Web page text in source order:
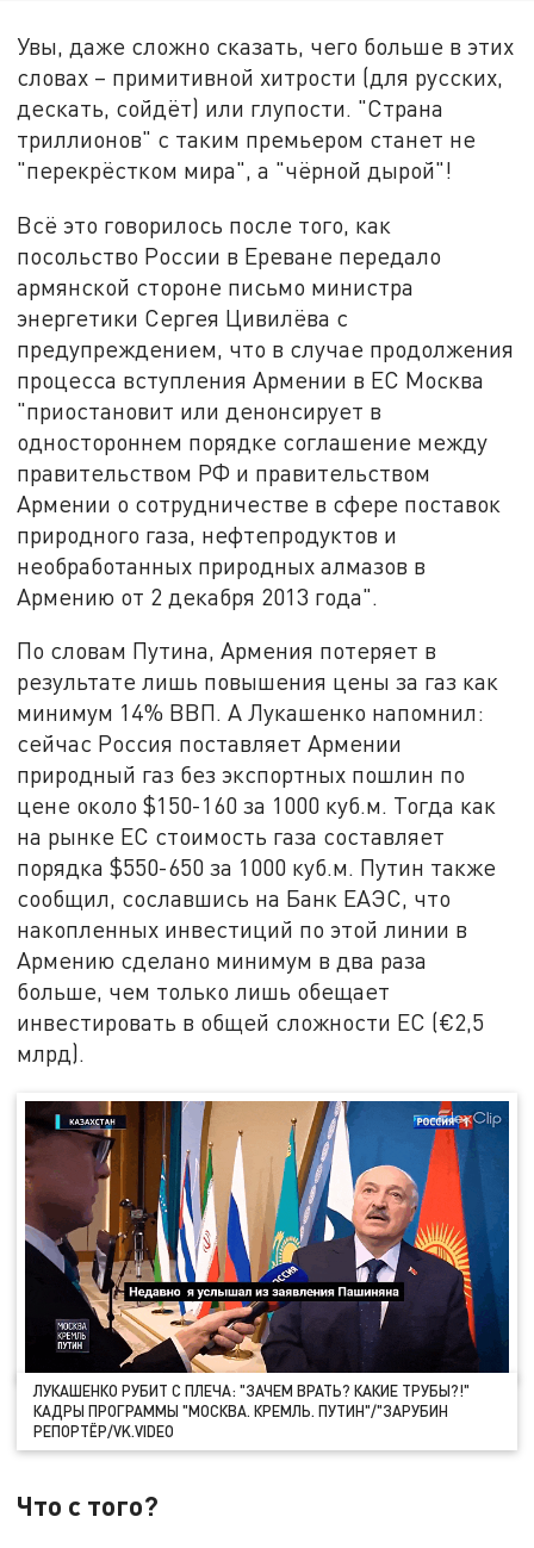
Увы, даже сложно сказать, чего больше в этих
словах – примитивной хитрости (для русских,
дескать, сойдёт) или глупости. "Страна
триллионов" с таким премьером станет не
"перекрёстком мира", а "чёрной дырой"!
Всё это говорилось после того, как
посольство России в Ереване передало
армянской стороне письмо министра
энергетики Сергея Цивилёва с
предупреждением, что в случае продолжения
процесса вступления Армении в ЕС Москва
"приостановит или денонсирует в
одностороннем порядке соглашение между
правительством РФ и правительством
Армении о сотрудничестве в сфере поставок
природного газа, нефтепродуктов и
необработанных природных алмазов в
Армению от 2 декабря 2013 года".
По словам Путина, Армения потеряет в
результате лишь повышения цены за газ как
минимум 14% ВВП. А Лукашенко напомнил:
сейчас Россия поставляет Армении
природный газ без экспортных пошлин по
цене около $150-160 за 1000 куб.м. Тогда как
на рынке ЕС стоимость газа составляет
порядка $550-650 за 1000 куб.м. Путин также
сообщил, сославшись на Банк ЕАЭС, что
накопленных инвестиций по этой линии в
Армению сделано минимум в два раза
больше, чем только лишь обещает
инвестировать в общей сложности ЕС (€2,5
млрд).
ЛУКАШЕНКО РУБИТ С ПЛЕЧА: "ЗАЧЕМ ВРАТЬ? КАКИЕ ТРУБЫ?!"
КАДРЫ ПРОГРАММЫ "МОСКВА. КРЕМЛЬ. ПУТИН"/"ЗАРУБИН
РЕПОРТЁР/VK.VIDEO
Что с того?